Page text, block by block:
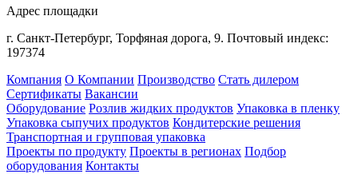
Адрес площадки
г. Санкт-Петербург, Торфяная дорога, 9. Почтовый индекс:
197374
Компания О Компании Производство Стать дилером
Сертификаты Вакансии
Оборудование Розлив жидких продуктов Упаковка в пленку
Упаковка сыпучих продуктов Кондитерские решения
Транспортная и групповая упаковка
Проекты по продукту Проекты в регионах Подбор
оборудования Контакты